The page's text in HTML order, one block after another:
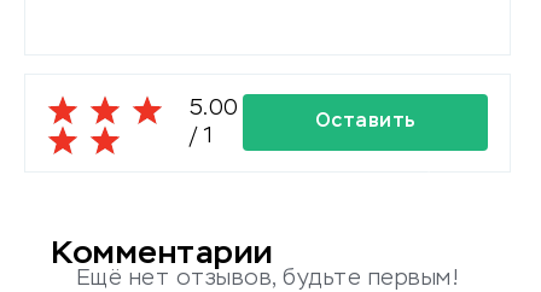
5.00
/ 1
Оставить
Комментарии
Ещё нет отзывов, будьте первым!